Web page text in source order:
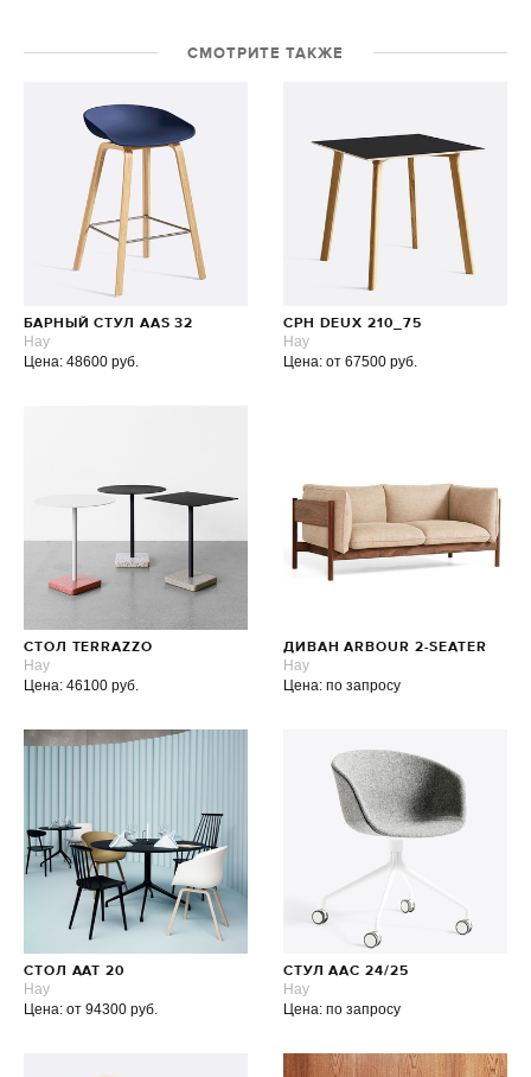
СМОТРИТЕ ТАКЖЕ
БАРНЫЙ СТУЛ AAS 32
Hay
Цена: 48600 руб.
CPH DEUX 210_75
Hay
Цена: от 67500 руб.
СТОЛ TERRAZZO
Hay
Цена: 46100 руб.
ДИВАН ARBOUR 2-SEATER
Hay
Цена: по запросу
СТОЛ AAT 20
Hay
Цена: от 94300 руб.
СТУЛ AAC 24/25
Hay
Цена: по запросу